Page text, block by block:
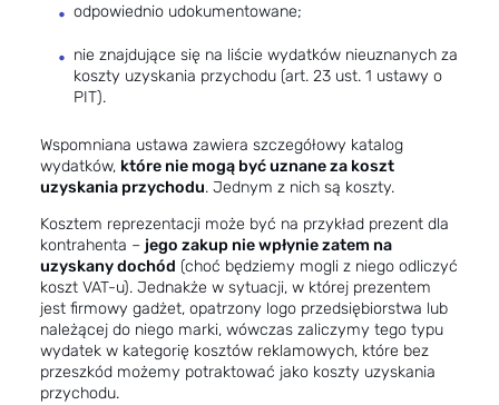
odpowiednio udokumentowane;
nie znajdujące się na liście wydatków nieuznanych za
koszty uzyskania przychodu (art. 23 ust. 1 ustawy o
PIT).
Wspomniana ustawa zawiera szczegółowy katalog
wydatków, które nie mogą być uznane za koszt
uzyskania przychodu. Jednym z nich są koszty.
Kosztem reprezentacji może być na przykład prezent dla
kontrahenta – jego zakup nie wpłynie zatem na
uzyskany dochód (choć będziemy mogli z niego odliczyć
koszt VAT-u). Jednakże w sytuacji, w której prezentem
jest firmowy gadżet, opatrzony logo przedsiębiorstwa lub
należącej do niego marki, wówczas zaliczymy tego typu
wydatek w kategorię kosztów reklamowych, które bez
przeszkód możemy potraktować jako koszty uzyskania
przychodu.